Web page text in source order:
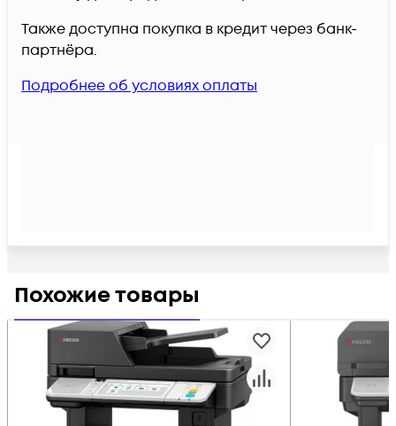
Также доступна покупка в кредит через банк-
партнёра.
Подробнее об условиях оплаты
Похожие товары